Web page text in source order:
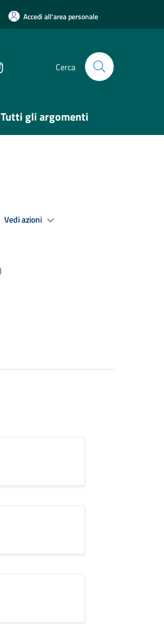
Accedi all'area personale
Cerca
Tutti gli argomenti
Vedi azioni